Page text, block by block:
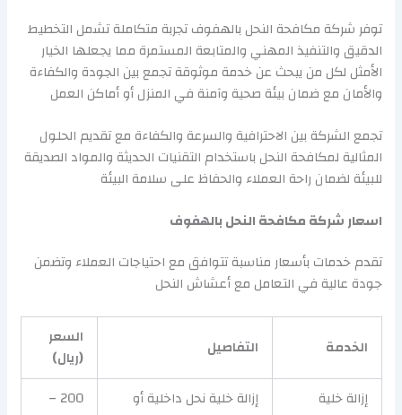
توفر شركة مكافحة النحل بالهفوف تجربة متكاملة تشمل التخطيط
الدقيق والتنفيذ المهني والمتابعة المستمرة مما يجعلها الخيار
الأمثل لكل من يبحث عن خدمة موثوقة تجمع بين الجودة والكفاءة
والأمان مع ضمان بيئة صحية وآمنة في المنزل أو أماكن العمل
تجمع الشركة بين الاحترافية والسرعة والكفاءة مع تقديم الحلول
المثالية لمكافحة النحل باستخدام التقنيات الحديثة والمواد الصديقة
للبيئة لضمان راحة العملاء والحفاظ على سلامة البيئة
اسعار شركة مكافحة النحل بالهفوف
تقدم خدمات بأسعار مناسبة تتوافق مع احتياجات العملاء وتضمن
جودة عالية في التعامل مع أعشاش النحل
الخدمة التفاصيل
السعر
(ريال)
إزالة خلية
إزالة خلية نحل داخلية أو
200 –